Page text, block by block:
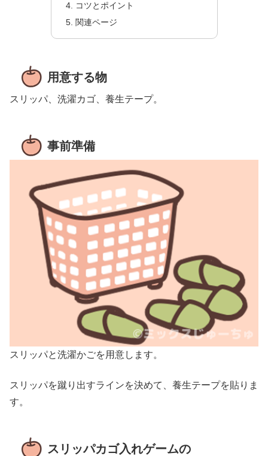
コツとポイント
関連ページ
用意する物
スリッパ、洗濯カゴ、養生テープ。
事前準備
スリッパと洗濯かごを用意します。
スリッパを蹴り出すラインを決めて、養生テープを貼りま
す。
スリッパカゴ入れゲームの